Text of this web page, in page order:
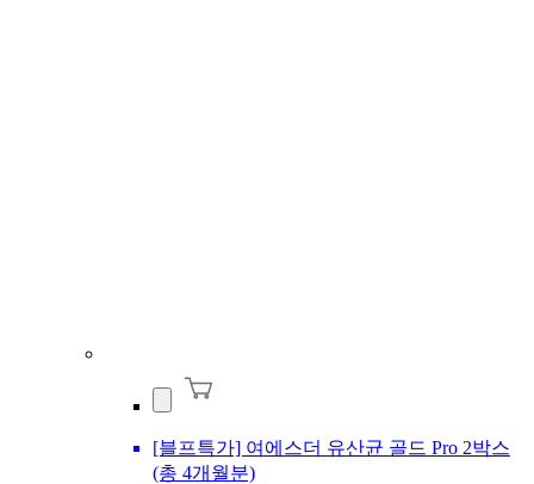
[블프특가] 여에스더 유산균 골드 Pro 2박스
(총 4개월분)